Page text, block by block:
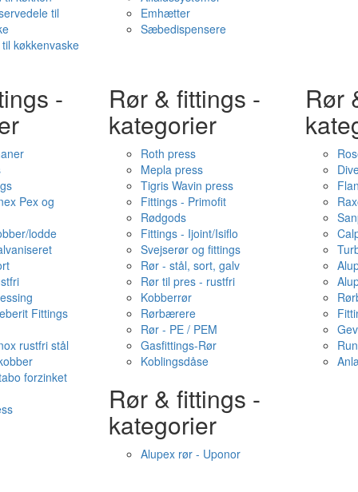
til
køkkenvaske
Emhætter
Sæbedispensere
-
Pex og
lodde
Fittings
rustfri stål
forzinket
Rør & fittings -
kategorier
Roth press
Mepla press
Tigris Wavin press
Fittings - Primofit
Rødgods
Fittings - Ijoint/Isiflo
Svejserør og fittings
Rør - stål, sort, galv
Rør til pres - rustfri
Kobberrør
Rørbærere
Rør - PE / PEM
Gasfittings-Rør
Koblingsdåse
Rør
Rør & fittings -
kategorier
Alupex rør - Uponor